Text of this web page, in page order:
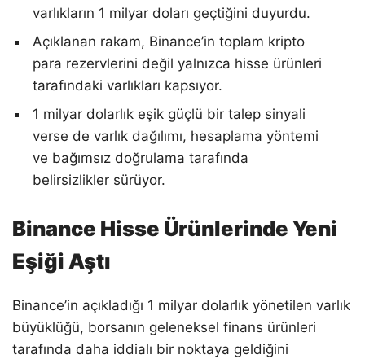
varlıkların 1 milyar doları geçtiğini duyurdu.
Açıklanan rakam, Binance’in toplam kripto
para rezervlerini değil yalnızca hisse ürünleri
tarafındaki varlıkları kapsıyor.
1 milyar dolarlık eşik güçlü bir talep sinyali
verse de varlık dağılımı, hesaplama yöntemi
ve bağımsız doğrulama tarafında
belirsizlikler sürüyor.
Binance Hisse Ürünlerinde Yeni
Eşiği Aştı
Binance’in açıkladığı 1 milyar dolarlık yönetilen varlık
büyüklüğü, borsanın geleneksel finans ürünleri
tarafında daha iddialı bir noktaya geldiğini